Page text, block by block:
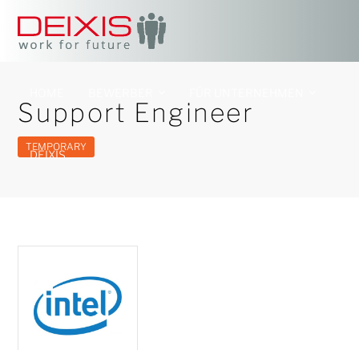
DEIXIS
Support Engineer
TEMPORARY